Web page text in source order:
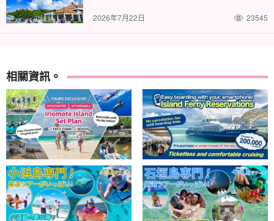
2026年7月22日 23545
相關資訊。